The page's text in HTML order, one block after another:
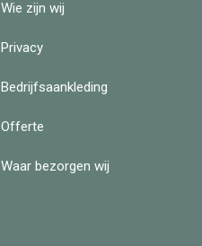
Wie zijn wij
Privacy
Bedrijfsaankleding
Offerte
Waar bezorgen wij